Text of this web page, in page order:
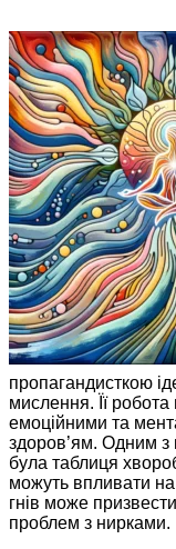
пропагандисткою
мислення. Її
емоційними та
здоров’ям. Одним з
була таблиця
можуть впливати
гнів може
проблем з нирками.